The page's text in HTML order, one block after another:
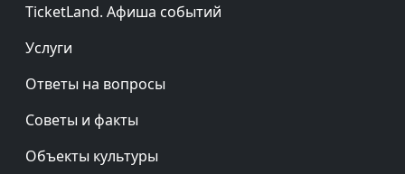
TicketLand. Афиша событий
Услуги
Ответы на вопросы
Советы и факты
Объекты культуры